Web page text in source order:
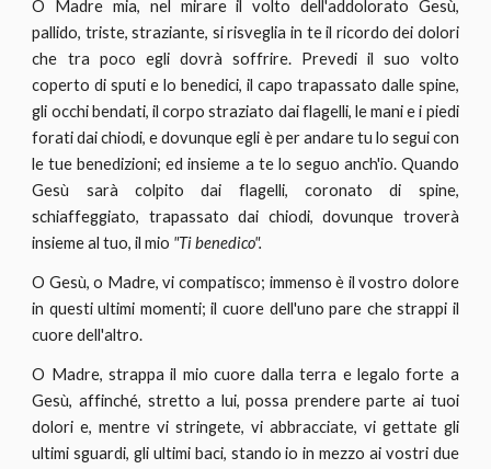
O Madre mia, nel mirare il volto dell'addolorato Gesù,
pallido, triste, straziante, si risveglia in te il ricordo dei dolori
che tra poco egli dovrà soffrire. Prevedi il suo volto
coperto di sputi e lo benedici, il capo trapassato dalle spine,
gli occhi bendati, il corpo straziato dai flagelli, le mani e i piedi
forati dai chiodi, e dovunque egli è per andare tu lo segui con
le tue benedizioni; ed insieme a te lo seguo anch'io. Quando
Gesù sarà colpito dai flagelli, coronato di spine,
schiaffeggiato, trapassato dai chiodi, dovunque troverà
insieme al tuo, il mio "Ti benedico".
O Gesù, o Madre, vi compatisco; immenso è il vostro dolore
in questi ultimi momenti; il cuore dell'uno pare che strappi il
cuore dell'altro.
O Madre, strappa il mio cuore dalla terra e legalo forte a
Gesù, affinché, stretto a lui, possa prendere parte ai tuoi
dolori e, mentre vi stringete, vi abbracciate, vi gettate gli
ultimi sguardi, gli ultimi baci, stando io in mezzo ai vostri due